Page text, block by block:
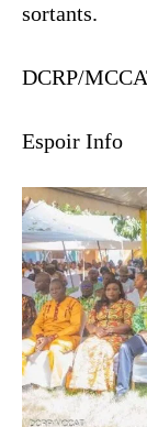
sortants.
DCRP/
Espoir Info